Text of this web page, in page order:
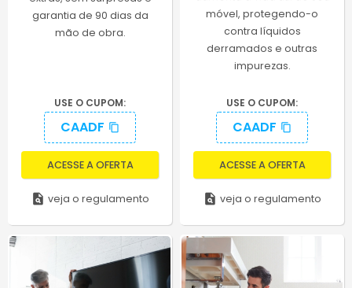
garantia de 90 dias da
mão de obra.
USE O CUPOM:
CAADF content_copy
ACESSE A OFERTA
plagiarism veja o regulamento
móvel, protegendo-o
contra líquidos
derramados e outras
impurezas.
USE O CUPOM:
CAADF content_copy
ACESSE A OFERTA
plagiarism veja o regulamento